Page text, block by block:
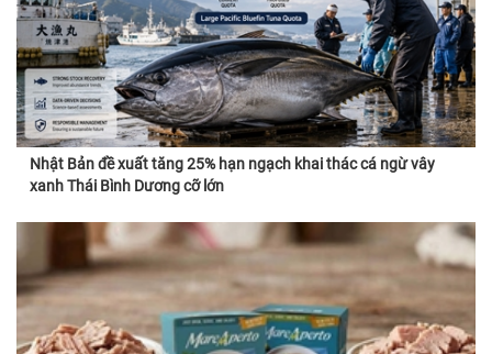
Nhật Bản đề xuất tăng 25% hạn ngạch khai thác cá ngừ vây
xanh Thái Bình Dương cỡ lớn